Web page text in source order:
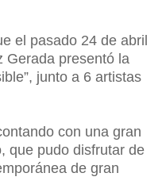
el pasado 24 de abril
Gerada presentó la
junto a 6 artistas
con una gran
que pudo disfrutar de
de gran